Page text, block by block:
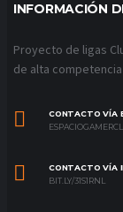
INFORMACIÓN
Proyecto de ligas
de alta
CONTACTO VÍA
CONTACTO VÍA
BIT.LY/31S1RNL